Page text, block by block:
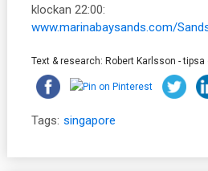
klockan 22:00:
www.marinabaysands.com/
Text & research: Robert Karlsson - tipsa
Tags: singapore